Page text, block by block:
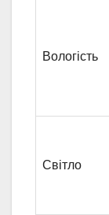
Вологість
Світло